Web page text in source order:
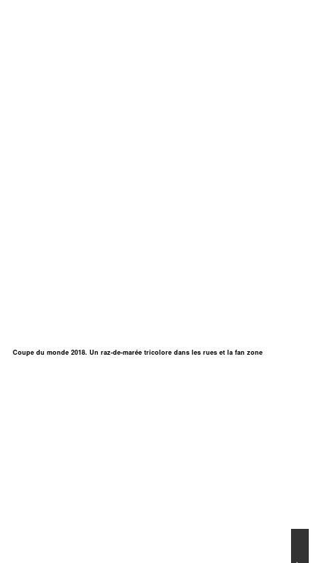
Coupe du monde 2018. Un raz-de-marée tricolore dans les rues et la fan zone